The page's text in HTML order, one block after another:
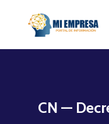
CN —